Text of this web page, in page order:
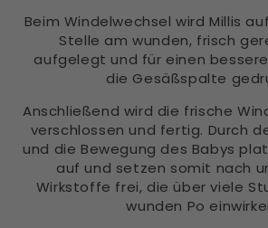
Beim Windelwechsel wird Millis
Stelle am wunden, frisch
aufgelegt und für einen
die Gesäßspalte
Anschließend wird die frische
verschlossen und fertig. Durch
und die Bewegung des Babys
auf und setzen somit nach
Wirkstoffe frei, die über viele
wunden Po